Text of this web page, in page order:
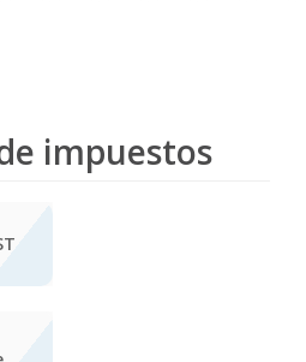
impuestos